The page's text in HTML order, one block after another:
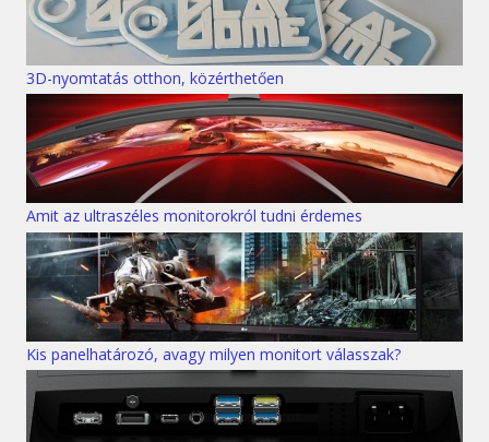
3D-nyomtatás otthon, közérthetően
Amit az ultraszéles monitorokról tudni érdemes
Kis panelhatározó, avagy milyen monitort válasszak?